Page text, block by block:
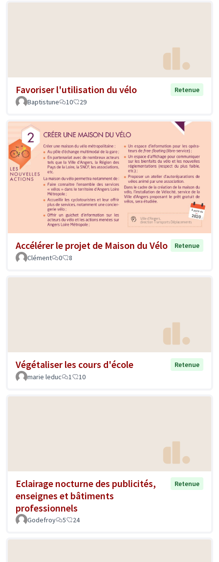
Favoriser l'utilisation du vélo
Retenue
Baptistune
10 29
Accélérer le projet de Maison du Vélo
Retenue
Clément
0 8
Végétaliser les cours d'école
Retenue
marie leduc
1 10
Eclairage nocturne des publicités,
enseignes et bâtiments
professionnels
Retenue
Godefroy 5 24